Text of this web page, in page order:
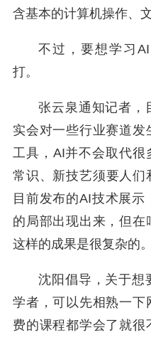
含基本的计算机操作、
不过，要想学习
打。
张云泉通知记者，
实会对一些行业赛道
工具，AI并不会取代
常识、新技艺须要人们
目前发布的AI技术展
的局部出现出来，但
这样的成果是很复杂的。
沈阳倡导，关于想
学者，可以先相熟一下
费的课程都学会了就